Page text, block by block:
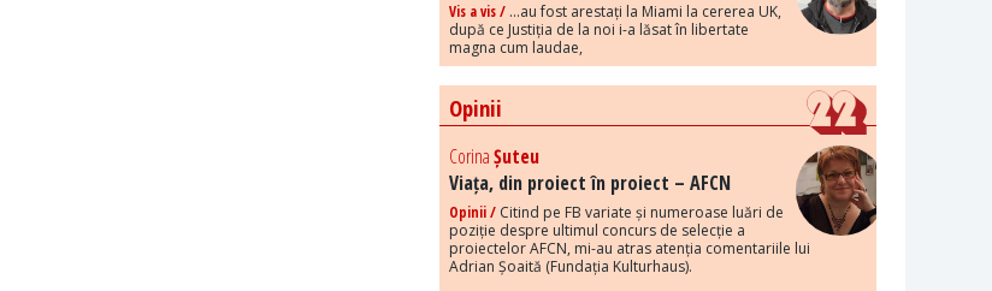
Vis a vis / ...au fost arestați la Miami la cererea UK,
după ce Justiția de la noi i-a lăsat în libertate
magna cum laudae,
Opinii
CorinaȘuteu
Viața, din proiect în proiect – AFCN
Opinii / Citind pe FB variate și numeroase luări de
poziție despre ultimul concurs de selecție a
proiectelor AFCN, mi-au atras atenția comentariile lui
Adrian Șoaită (Fundația Kulturhaus).